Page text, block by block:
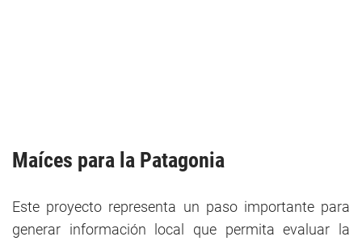
Maíces para la Patagonia
Este proyecto representa un paso importante para
generar información local que permita evaluar la